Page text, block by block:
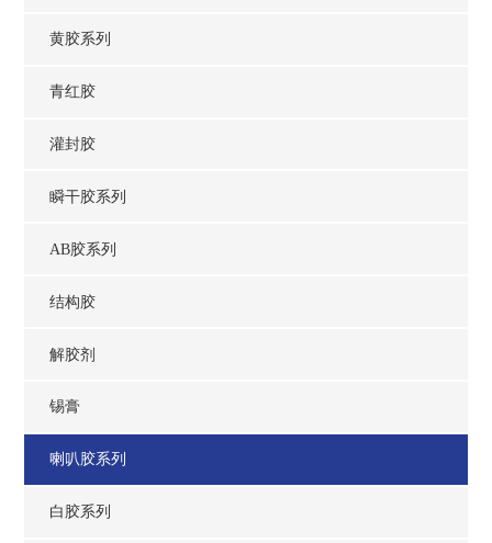
黄胶系列
青红胶
灌封胶
瞬干胶系列
AB胶系列
结构胶
解胶剂
锡膏
喇叭胶系列
白胶系列